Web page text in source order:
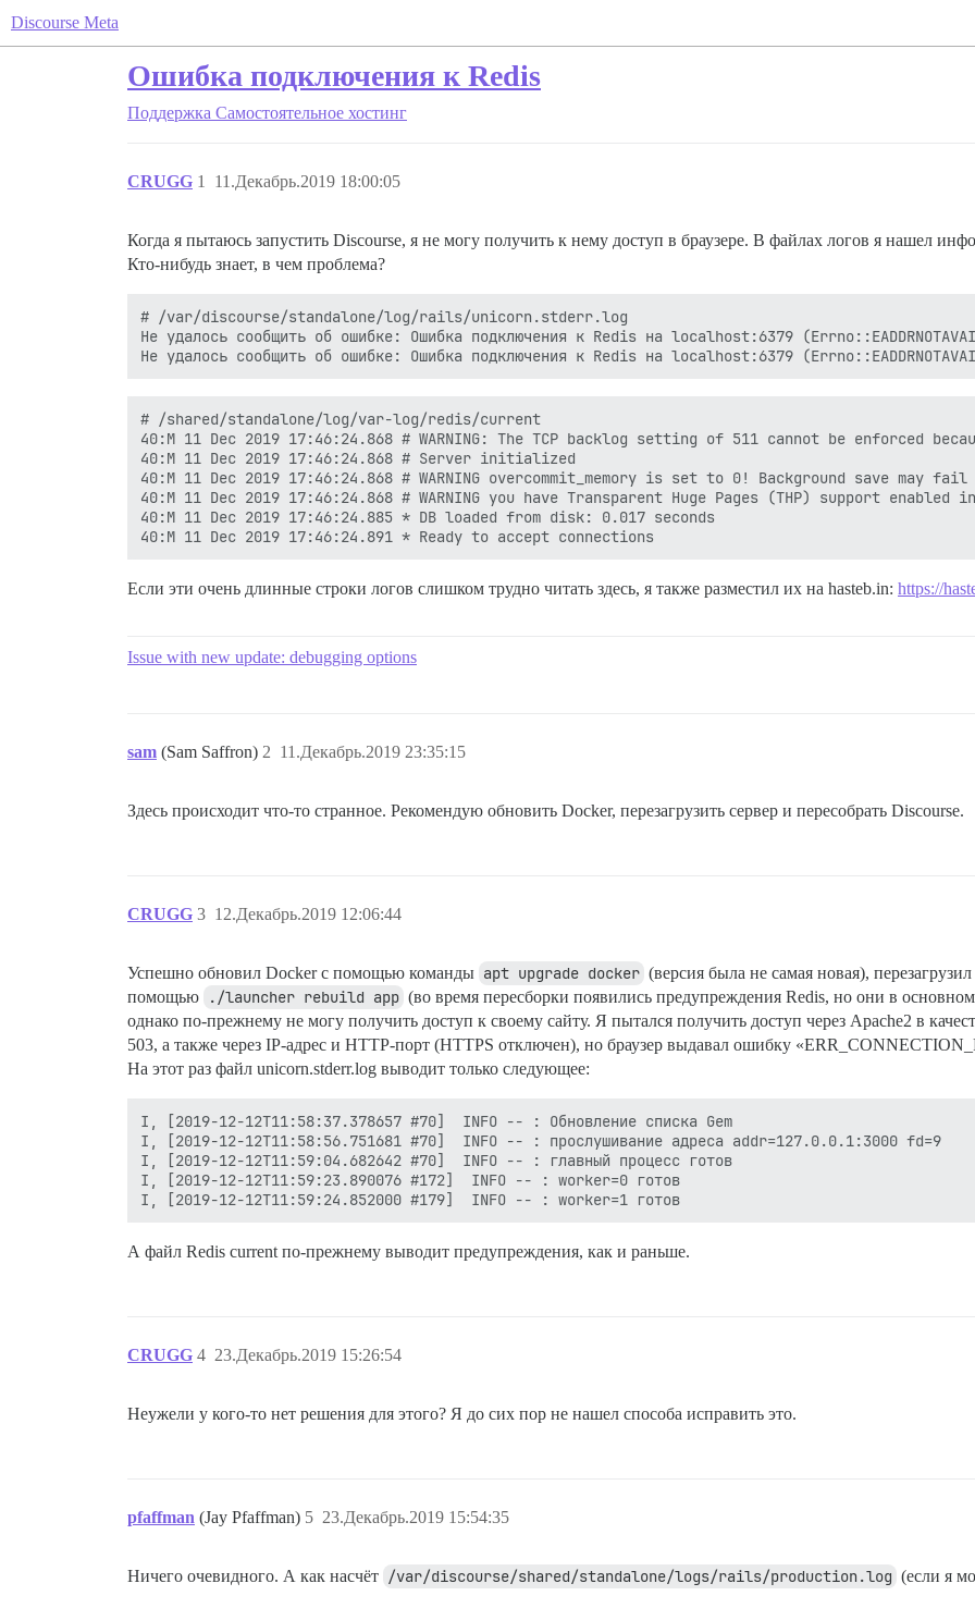
Discourse Meta
Ошибка подключения к Redis
Поддержка Самостоятельное хостинг
CRUGG 11.Декабрь.2019 18:00:05
1
Когда я пытаюсь запустить Discourse, я не могу получить к нему доступ в браузере. В файлах логов я нашел
Кто-нибудь знает, в чем проблема?
# /var/discourse/standalone/log/rails/unicorn.stderr.log
Не удалось сообщить об ошибке: Ошибка подключения к Redis на localhost:6379
# /shared/standalone/log/var-log/redis/current
40:M 11 Dec 2019 17:46:24.868 # WARNING: The TCP backlog setting of 511 cannot be enforced
40:M 11 Dec 2019 17:46:24.868 # Server initialized
40:M 11 Dec 2019 17:46:24.868 # WARNING overcommit_memory is set to 0! Background save
40:M 11 Dec 2019 17:46:24.868 # WARNING you have Transparent Huge Pages (THP)
40:M 11 Dec 2019 17:46:24.885 * DB loaded from disk: 0.017 seconds
Если эти очень длинные строки логов слишком трудно читать здесь, я также разместил их на hasteb.in: https://
Issue with new update: debugging options
sam (Sam Saffron) 11.Декабрь.2019 23:35:15
2
Здесь происходит что-то странное. Рекомендую обновить Docker, перезагрузить сервер и пересобрать Discourse.
CRUGG 12.Декабрь.2019 12:06:44
3
Успешно обновил Docker с помощью команды apt upgrade docker (версия была не самая новая),
помощью
./launcher rebuild app (во время пересборки появились предупреждения Redis, но они в
однако по-прежнему не могу получить доступ к своему сайту. Я пытался получить доступ через Apache2 в
503, а также через IP-адрес и HTTP-порт (HTTPS отключен), но браузер выдавал ошибку
На этот раз файл unicorn.stderr.log выводит только следующее:
I, [2019-12-12T11:58:37.378657 #70]  INFO -- : Обновление списка Gem
I, [2019-12-12T11:58:56.751681 #70]  INFO -- : прослушивание адреса addr=127.0.0.1:3000 fd=9
I, [2019-12-12T11:59:04.682642 #70]  INFO -- : главный процесс готов
I, [2019-12-12T11:59:23.890076 #172]  INFO -- : worker=0 готов
А файл Redis current по-прежнему выводит предупреждения, как и раньше.
CRUGG 23.Декабрь.2019 15:26:54
4
Неужели у кого-то нет решения для этого? Я до сих пор не нашел способа исправить это.
pfaffman (Jay Pfaffman) 23.Декабрь.2019 15:54:35
5
Ничего очевидного. А как насчёт /var/discourse/shared/standalone/logs/rails/production.log (если я